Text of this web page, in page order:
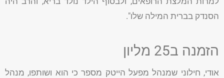
הסנדק בברית המילה שלו".
הזמנה ב25 מליון
אודי, חילוני שמנהל מפעל הייטק מספר כי הוא ושותפו, מנהל